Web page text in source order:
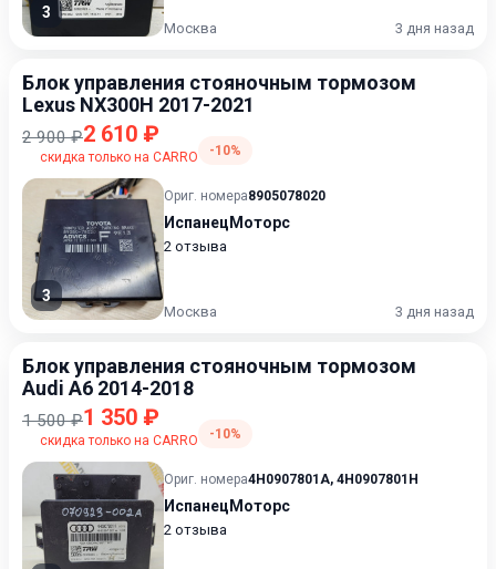
3
Москва 3 дня назад
Блок управления стояночным тормозом
Lexus NX300H 2017-2021
2 900 ₽2 610 ₽
скидка только на CARRO -10%
3
Ориг. номера8905078020
ИспанецМоторс
2 отзыва
Москва 3 дня назад
Блок управления стояночным тормозом
Audi A6 2014-2018
1 500 ₽1 350 ₽
скидка только на CARRO -10%
Ориг. номера4H0907801A, 4H0907801H
ИспанецМоторс
2 отзыва